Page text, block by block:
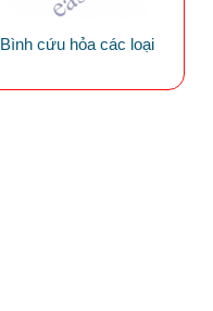
Bình cứu hỏa các loại